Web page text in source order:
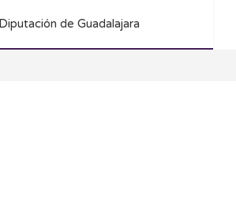
Diputación de Guadalajara